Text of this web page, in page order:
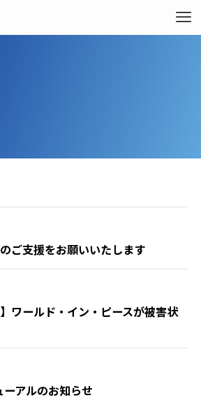
ご支援をお願いいたします
ワールド・イン・ピースが被害状
アルのお知らせ